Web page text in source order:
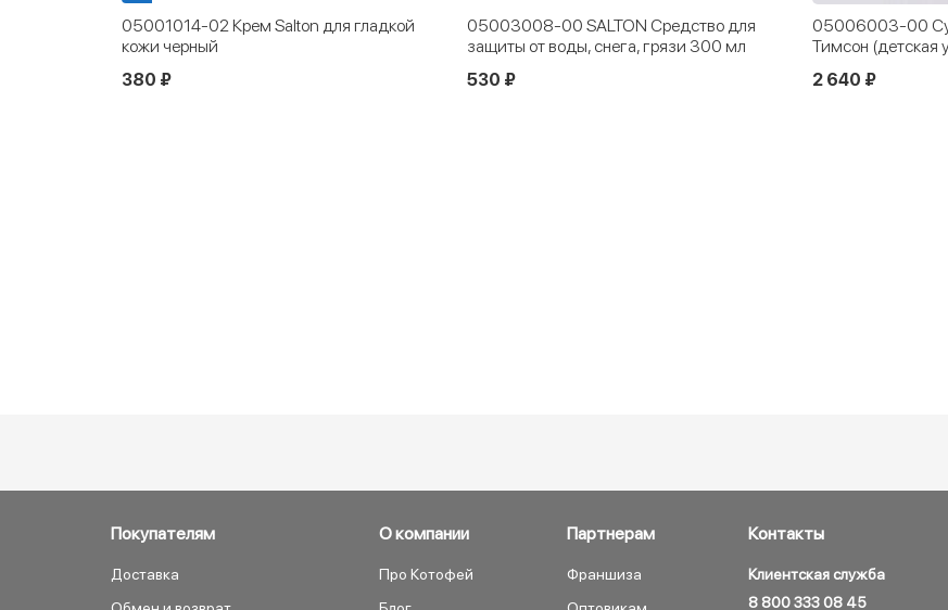
05001014-02 Крем Salton для гладкой
кожи черный
380 ₽
05003008-00 SALTON Средство для
защиты от воды, снега, грязи 300 мл
530 ₽
05006003-00
Тимсон (детская
2 640 ₽
Покупателям
Доставка
О компании
Про Котофей
Партнерам
Франшиза
Контакты
Клиентская служба
8 800 333 08 45